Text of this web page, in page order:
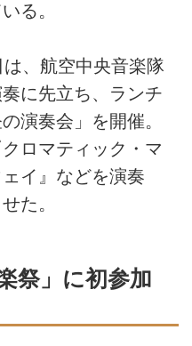
る。
、航空中央音楽隊
に先立ち、ランチ
演奏会」を開催。
ロマティック・マ
イ』などを演奏
た。
祭」に初参加